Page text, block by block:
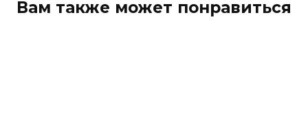
Вам также может понравиться